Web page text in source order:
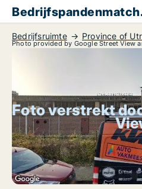
Bedrijfsruimte Province of
Photo provided by Google Street View
Foto verstrekt